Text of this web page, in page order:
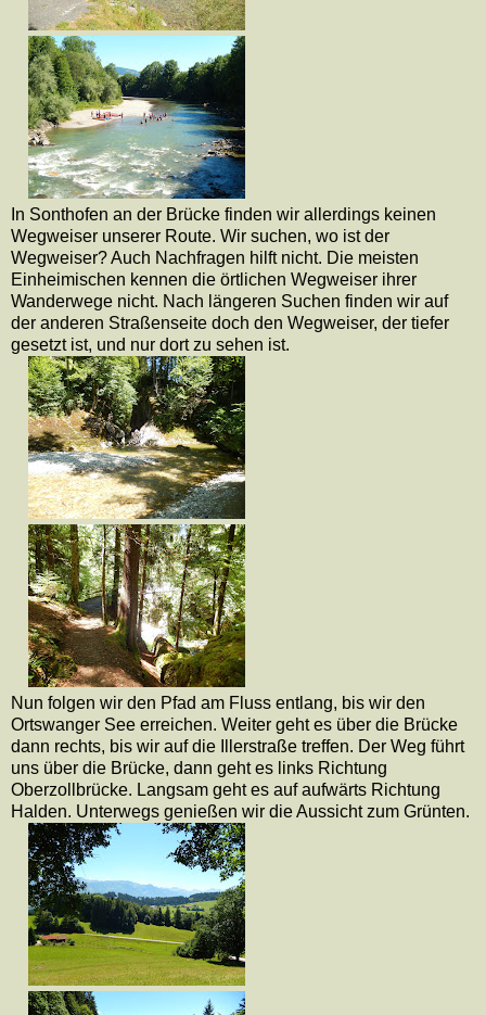
In Sonthofen an der Brücke finden wir allerdings keinen
Wegweiser unserer Route. Wir suchen, wo ist der
Wegweiser? Auch Nachfragen hilft nicht. Die meisten
Einheimischen kennen die örtlichen Wegweiser ihrer
Wanderwege nicht. Nach längeren Suchen finden wir auf
der anderen Straßenseite doch den Wegweiser, der tiefer
gesetzt ist, und nur dort zu sehen ist.
Nun folgen wir den Pfad am Fluss entlang, bis wir den
Ortswanger See erreichen. Weiter geht es über die Brücke
dann rechts, bis wir auf die Illerstraße treffen. Der Weg führt
uns über die Brücke, dann geht es links Richtung
Oberzollbrücke. Langsam geht es auf aufwärts Richtung
Halden. Unterwegs genießen wir die Aussicht zum Grünten.